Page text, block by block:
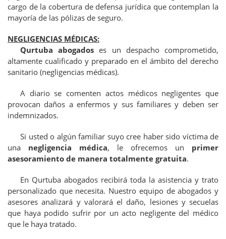
cargo de la cobertura de defensa jurídica que contemplan la
mayoría de las pólizas de seguro.
NEGLIGENCIAS MÉDICAS:
Qurtuba abogados es un despacho comprometido,
altamente cualificado y preparado en el ámbito del derecho
sanitario (negligencias médicas).
A diario se comenten actos médicos negligentes que
provocan daños a enfermos y sus familiares y deben ser
indemnizados.
Si usted o algún familiar suyo cree haber sido víctima de
una negligencia médica, le ofrecemos un primer
asesoramiento de manera totalmente gratuita.
En Qurtuba abogados recibirá toda la asistencia y trato
personalizado que necesita. Nuestro equipo deabogados y
asesores analizará y valorará el daño, lesiones y secuelas
que haya podido sufrir por un acto negligente del médico
que le haya tratado.